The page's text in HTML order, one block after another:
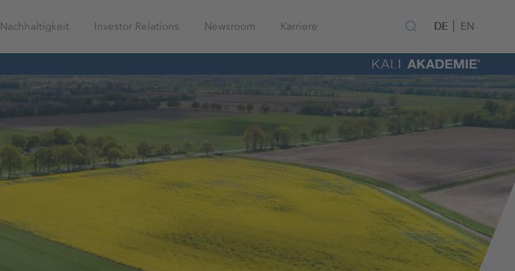
Nachhaltigkeit Investor Relations Newsroom Karriere DE EN